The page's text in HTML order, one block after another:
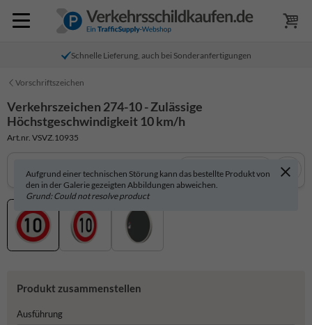
Schnelle Lieferung, auch bei Sonderanfertigungen
Vorschriftszeichen
Verkehrszeichen 274-10 - Zulässige
Höchstgeschwindigkeit 10 km/h
Art.nr. VSVZ.10935
Aufgrund einer technischen Störung kann das bestellte Produkt von
den in der Galerie gezeigten Abbildungen abweichen.
Grund: Could not resolve product
In 3D anzeigen
Produkt zusammenstellen
Ausführung